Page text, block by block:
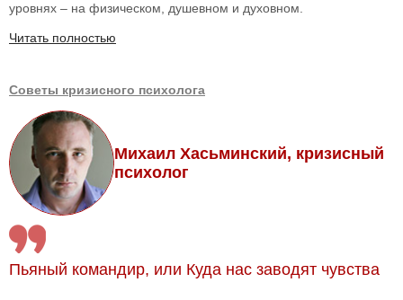
уровнях – на физическом, душевном и духовном.
Читать полностью
Советы кризисного психолога
Михаил Хасьминский, кризисный
психолог
Пьяный командир, или Куда нас заводят чувства